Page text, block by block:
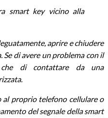
smart key vicino alla
aprire e chiudere
Se di avere un problema con il
di contattare da una
al proprio telefono cellulare o
del segnale della smart